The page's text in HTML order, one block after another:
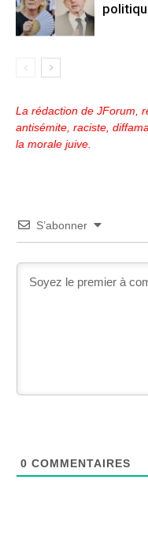
La rédaction de JForum,
antisémite, raciste,
la morale juive.
S’abonner
0 COMMENTAIRES